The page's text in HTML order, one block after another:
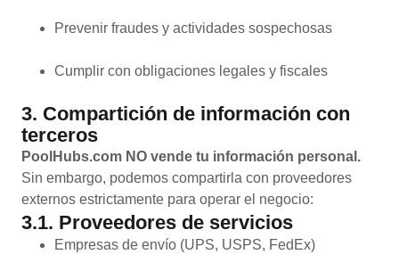
Prevenir fraudes y actividades sospechosas
Cumplir con obligaciones legales y fiscales
3. Compartición de información con
terceros
PoolHubs.com NO vende tu información personal.
Sin embargo, podemos compartirla con proveedores
externos estrictamente para operar el negocio:
3.1. Proveedores de servicios
Empresas de envío (UPS, USPS, FedEx)